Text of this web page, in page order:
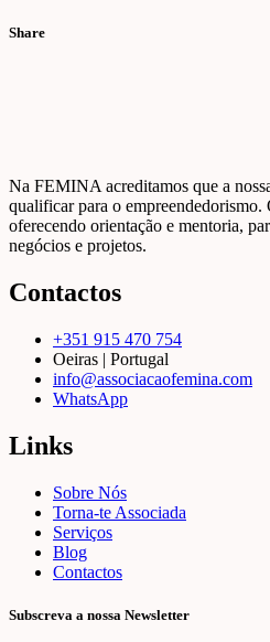
Share
Na FEMINA acreditamos que a
qualificar para o empreendedorismo.
oferecendo orientação e mentoria,
negócios e projetos.
Contactos
+351 915 470 754
Oeiras | Portugal
info@associacaofemina.com
WhatsApp
Links
Sobre Nós
Torna-te Associada
Serviços
Blog
Contactos
Subscreva a nossa Newsletter